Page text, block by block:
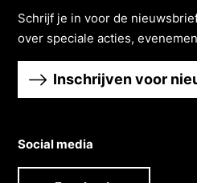
Schrĳf je in voor de
over speciale acties,
Inschrijven voor
Social media